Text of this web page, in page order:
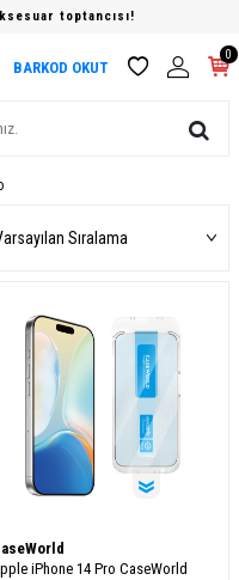
toptancısı!
BARKOD OKUT
0
iPhone 14 Pro CaseWorld